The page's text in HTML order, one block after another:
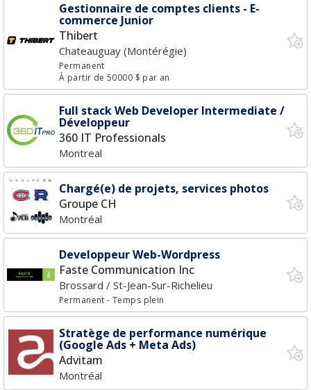
Gestionnaire de comptes clients - E-
commerce Junior
Thibert
Chateauguay (Montérégie)
Permanent
À partir de 50000 $ par an
Full stack Web Developer Intermediate /
Développeur
360 IT Professionals
Montreal
Chargé(e) de projets, services photos
Groupe CH
Montréal
Developpeur Web-Wordpress
Faste Communication Inc
Brossard / St-Jean-Sur-Richelieu
Permanent- Temps plein
Stratège de performance numérique
(Google Ads + Meta Ads)
Advitam
Montréal